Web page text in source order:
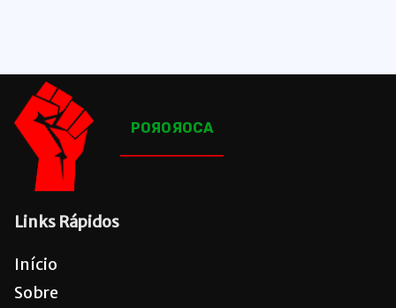
POЯOЯOCA
Links Rápidos
Início
Sobre